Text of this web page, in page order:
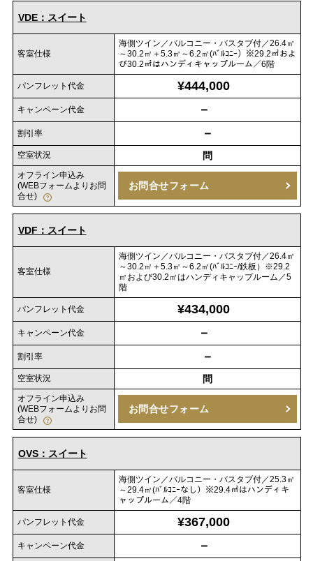
VDE：スイート
客室仕様
海側ツイン／バルコニー・バスタブ付／26.4㎡
～30.2㎡＋5.3㎡～6.2㎡(ﾊﾞﾙｺﾆｰ）※29.2㎡およ
び30.2㎡はハンディキャップルーム／6階
パンフレット代金 ¥444,000
キャンペーン代金 －
割引率 －
空室状況 問
オフライン申込み
(WEBフォームよりお問
合せ)
お問合せフォーム
VDF：スイート
客室仕様
海側ツイン／バルコニー・バスタブ付／26.4㎡
～30.2㎡＋5.3㎡～6.2㎡(ﾊﾞﾙｺﾆｰ/鉄板）※29.2
㎡および30.2㎡はハンディキャップルーム／5
階
パンフレット代金 ¥434,000
キャンペーン代金 －
割引率 －
空室状況 問
オフライン申込み
(WEBフォームよりお問
合せ)
お問合せフォーム
OVS：スイート
客室仕様
海側ツイン／バルコニー・バスタブ付／25.3㎡
～29.4㎡(ﾊﾞﾙｺﾆｰなし）※29.4㎡はハンディキ
ャップルーム／4階
パンフレット代金 ¥367,000
キャンペーン代金 －